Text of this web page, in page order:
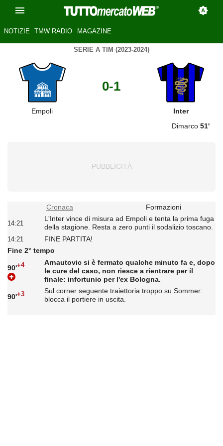
NOTIZIE TMW RADIO MAGAZINE
SERIE A TIM (2023-2024)
Empoli
0-1
Inter
Dimarco 51'
Cronaca Formazioni
14:21
L'Inter vince di misura ad Empoli e tenta la prima fuga
della stagione. Resta a zero punti il sodalizio toscano.
14:21
FINE PARTITA!
Fine 2° tempo
90'+4
Arnautovic si è fermato qualche minuto fa e, dopo
le cure del caso, non riesce a rientrare per il
finale: infortunio per l'ex Bologna.
90'+3
Sul corner seguente traiettoria troppo su Sommer:
blocca il portiere in uscita.